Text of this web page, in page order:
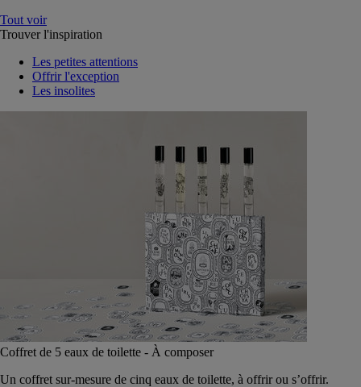
Tout voir
Trouver l'inspiration
Les petites attentions
Offrir l'exception
Les insolites
Coffret de 5 eaux de toilette - À composer
Un coffret sur-mesure de cinq eaux de toilette, à offrir ou s’offrir.